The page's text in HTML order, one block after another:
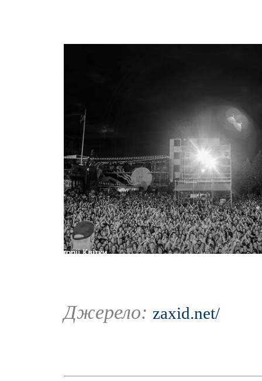
Джерело: zaxid.net/